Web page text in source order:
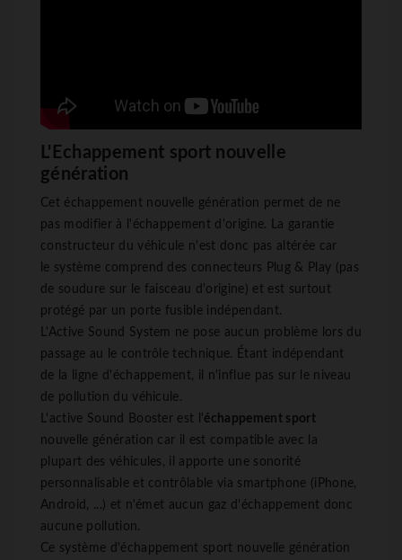
L'Echappement sport nouvelle
génération
Cet échappement nouvelle génération permet de ne
pas modifier à l'échappement d'origine. La garantie
constructeur du véhicule n'est donc pas altérée car
le système comprend des connecteurs Plug & Play (pas
de soudure sur le faisceau d'origine) et est surtout
protégé par un porte fusible indépendant.
L'Active Sound System ne pose aucun problème lors du
passage au le contrôle technique. Étant indépendant
de la ligne d'échappement, il n'influe pas sur le niveau
de pollution du véhicule.
L'active Sound Booster est l'échappement sport
nouvelle génération car il est compatible avec la
plupart des véhicules, il apporte une sonorité
personnalisable et contrôlable via smartphone (iPhone,
Android, ...) et n'émet aucun gaz d'échappement donc
aucune pollution.
Ce système d'échappement sport nouvelle génération